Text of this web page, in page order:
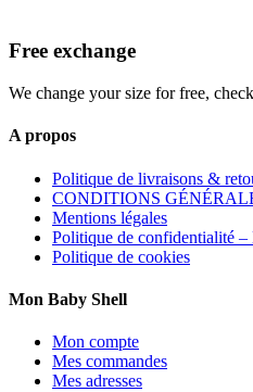
Free exchange
We change your size for free,
A propos
Politique de livraisons &
CONDITIONS
Mentions légales
Politique de confidentialité –
Politique de cookies
Mon Baby Shell
Mon compte
Mes commandes
Mes adresses